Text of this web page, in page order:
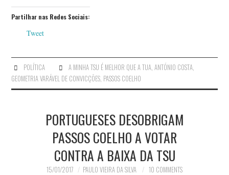
Partilhar nas Redes Sociais:
Tweet
POLÍTICA A MINHA TSU É MELHOR QUE A TUA, ANTÓNIO COSTA,
GEOMETRIA VARÁVEL DE CONVICÇÕES PASSOS COELHO
PORTUGUESES DESOBRIGAM
PASSOS COELHO A VOTAR
CONTRA A BAIXA DA TSU
15/01/2017 PAULO VIEIRA DA SILVA 10 COMMENTS